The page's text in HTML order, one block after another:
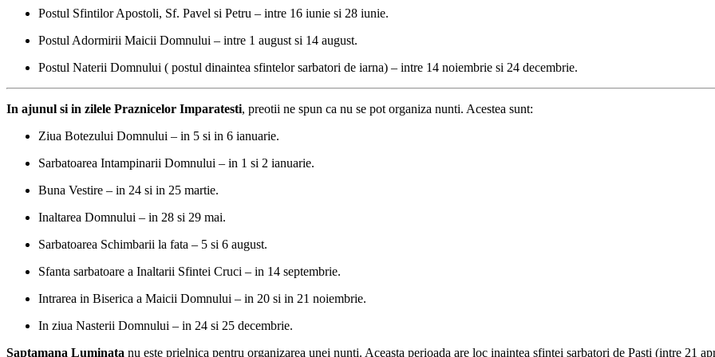
Postul Sfintilor Apostoli, Sf. Pavel si Petru – intre 16 iunie si 28 iunie.
Postul Adormirii Maicii Domnului – intre 1 august si 14 august.
Postul Naterii Domnului ( postul dinaintea sfintelor sarbatori de iarna) – intre 14 noiembrie si 24 decembrie.
In ajunul si in zilele Praznicelor Imparatesti, preotii ne spun ca nu se pot organiza nunti. Acestea sunt:
Ziua Botezului Domnului – in 5 si in 6 ianuarie.
Sarbatoarea Intampinarii Domnului – in 1 si 2 ianuarie.
Buna Vestire – in 24 si in 25 martie.
Inaltarea Domnului – in 28 si 29 mai.
Sarbatoarea Schimbarii la fata – 5 si 6 august.
Sfanta sarbatoare a Inaltarii Sfintei Cruci – in 14 septembrie.
Intrarea in Biserica a Maicii Domnului – in 20 si in 21 noiembrie.
In ziua Nasterii Domnului – in 24 si 25 decembrie.
Saptamana Luminata nu este prielnica pentru organizarea unei nunti. Aceasta perioada are loc inaintea sfintei sarbatori de Pasti (intre 21